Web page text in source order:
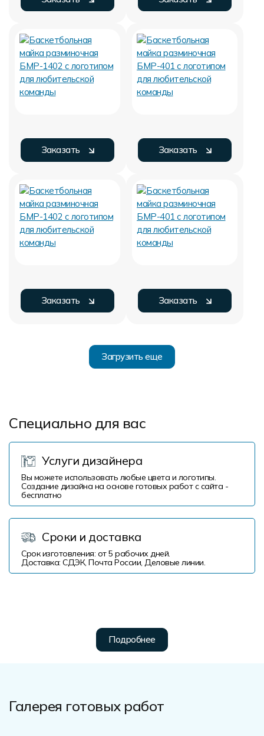
Заказать Заказать
Заказать Заказать
Загрузить еще
Специально для вас
Услуги дизайнера
Вы можете использовать любые цвета и логотипы.
Создание дизайна на основе готовых работ с сайта -
бесплатно
Сроки и доставка
Срок изготовления: от 5 рабочих дней.
Доставка: СДЭК, Почта России, Деловые линии.
Подробнее
Галерея готовых работ